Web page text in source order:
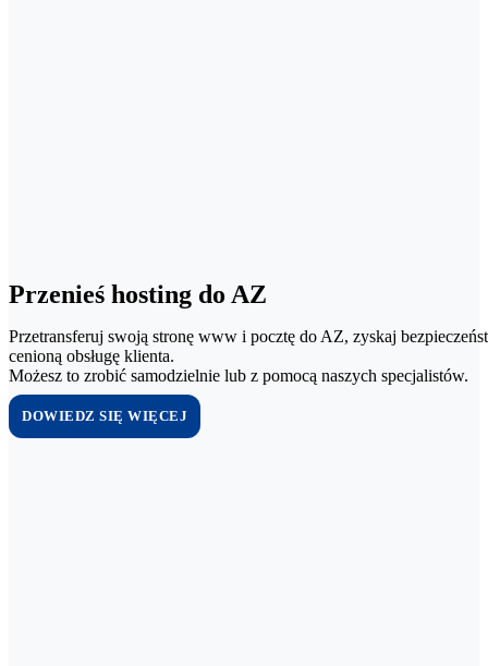
Przenieś hosting do AZ
Przetransferuj swoją stronę www i pocztę do AZ, zyskaj
cenioną obsługę klienta.
Możesz to zrobić samodzielnie lub z pomocą naszych specjalistów.
DOWIEDZ SIĘ WIĘCEJ